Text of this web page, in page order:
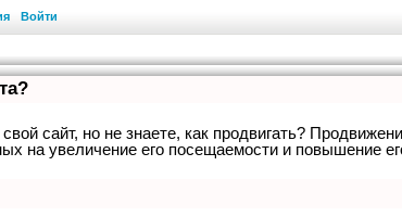
Войти
сайт, но не знаете, как продвигать?
на увеличение его посещаемости и повышение